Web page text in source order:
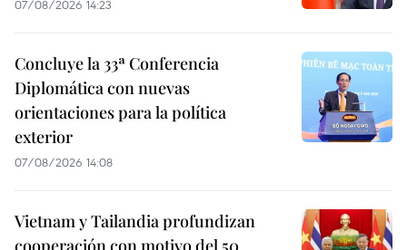
07/08/2026 14:23
Concluye la 33ª Conferencia
Diplomática con nuevas
orientaciones para la política
exterior
07/08/2026 14:08
Vietnam y Tailandia profundizan
cooperación con motivo del 50